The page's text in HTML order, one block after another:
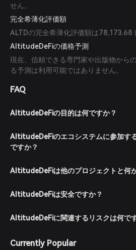
せん。
完全希薄化評価額
ALTDの完全希薄化評価額は78,173.68
AltitudeDeFiの価格予測
現在、信頼できる専門家や出版物から
る予測は利用可能ではありません。
FAQ
AltitudeDeFiの目的は何ですか？
AltitudeDeFiのエコシステムに参加す
ですか？
AltitudeDeFiは他のプロジェクトと何
AltitudeDeFiは安全ですか？
AltitudeDeFiに関連するリスクは何で
Currently Popular